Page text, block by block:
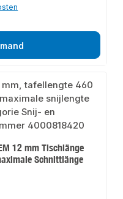
12 mm Tischlänge
Schnittlänge